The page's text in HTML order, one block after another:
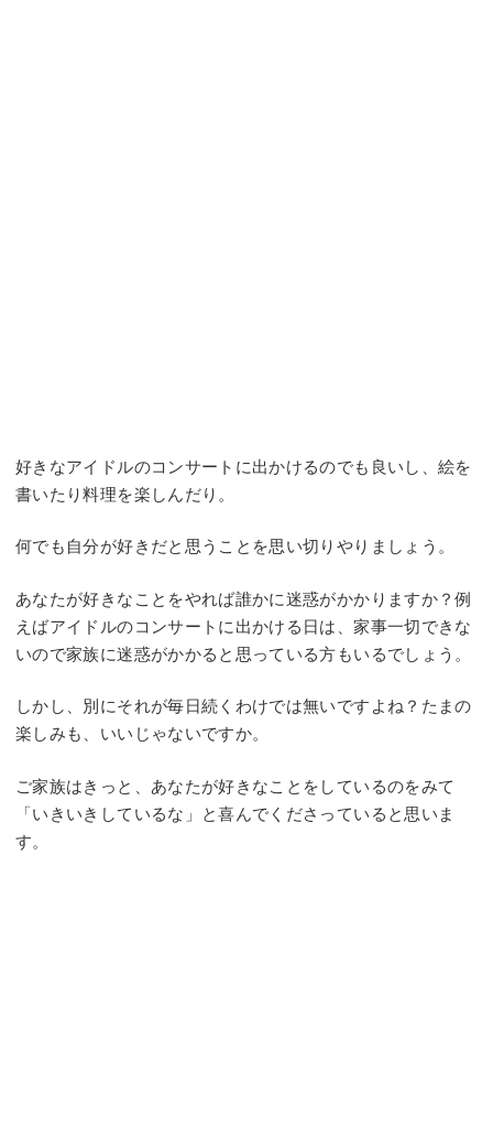
好きなアイドルのコンサートに出かけるのでも良いし、絵を
書いたり料理を楽しんだり。
何でも自分が好きだと思うことを思い切りやりましょう。
あなたが好きなことをやれば誰かに迷惑がかかりますか？例
えばアイドルのコンサートに出かける日は、家事一切できな
いので家族に迷惑がかかると思っている方もいるでしょう。
しかし、別にそれが毎日続くわけでは無いですよね？たまの
楽しみも、いいじゃないですか。
ご家族はきっと、あなたが好きなことをしているのをみて
「いきいきしているな」と喜んでくださっていると思いま
す。